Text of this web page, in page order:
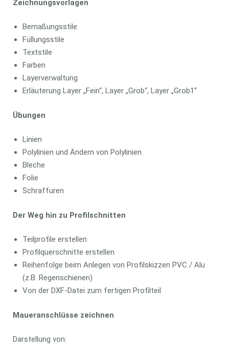
Zeichnungsvorlagen
Bemaßungsstile
Füllungsstile
Textstile
Farben
Layerverwaltung
Erläuterung Layer „Fein“, Layer „Grob“, Layer „Grob1“
Übungen
Linien
Polylinien und Ändern von Polylinien
Bleche
Folie
Schraffuren
Der Weg hin zu Profilschnitten
Teilprofile erstellen
Profilquerschnitte erstellen
Reihenfolge beim Anlegen von Profilskizzen PVC / Alu
(z.B. Regenschienen)
Von der DXF-Datei zum fertigen Profilteil
Maueranschlüsse zeichnen
Darstellung von: